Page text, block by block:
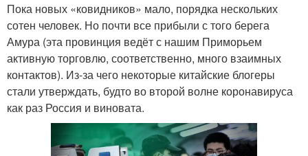
Пока новых «ковидников» мало, порядка нескольких
сотен человек. Но почти все прибыли с того берега
Амура (эта провинция ведёт с нашим Приморьем
активную торговлю, соответственно, много взаимных
контактов). Из-за чего некоторые китайские блогеры
стали утверждать, будто во второй волне коронавируса
как раз Россия и виновата.